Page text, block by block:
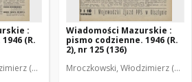
:
(R.
(1902-1971). Redaktor
Wiadomości Mazurskie :
pismo codzienne. 1946 (R.
2), nr 125 (136)
Mroczkowski, Włodzimierz